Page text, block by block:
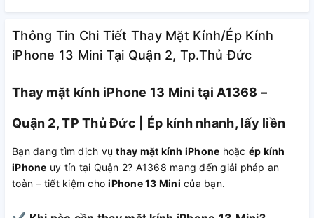
Thông Tin Chi Tiết Thay Mặt Kính/Ép Kính
iPhone 13 Mini Tại Quận 2, Tp.Thủ Đức
Thay mặt kính iPhone 13 Mini tại A1368 –
Quận 2, TP Thủ Đức | Ép kính nhanh, lấy liền
Bạn đang tìm dịch vụthay mặt kính iPhone hoặc ép kính
iPhone uy tín tại Quận 2? A1368 mang đến giải pháp an
toàn – tiết kiệm choiPhone 13 Mini của bạn.